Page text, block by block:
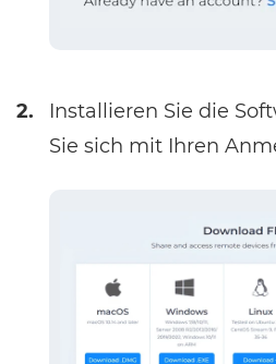
2.
Installieren Sie die
Sie sich mit Ihren